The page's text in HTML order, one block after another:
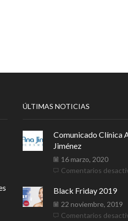
ÚLTIMAS NOTICIAS
Comunicado Clínica
Jiménez
16 marzo, 2020
Comentarios
Black Friday 2019
22 noviembre, 2019
Comentarios